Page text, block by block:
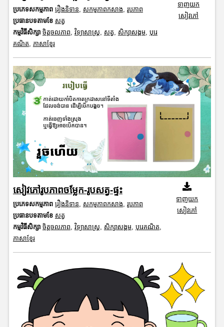
ប្រភេទសកម្មភាព រឿងនិទាន, សកម្មភាពកសាង, រូបភាព
ប្រធានបទតាមខែ សត្វ
កម្មវិធីសិក្សា ចិត្តចលភាព, វិទ្យាសាស្រ្ត, សត្វ, សិក្សាសង្គម, បុរេ
គណិត, ភាសាខ្មែរ
ទាញយក
សៀវភៅ
សៀវភៅរូបភាពចម្លែក-រូបសត្វ-ផ្ទះ
ប្រភេទសកម្មភាព រឿងនិទាន, សកម្មភាពកសាង, រូបភាព
ប្រធានបទតាមខែ សត្វ
កម្មវិធីសិក្សា ចិត្តចលភាព, វិទ្យាសាស្រ្ត, សិក្សាសង្គម, បុរេគណិត,
ភាសាខ្មែរ
ទាញយក
សៀវភៅ